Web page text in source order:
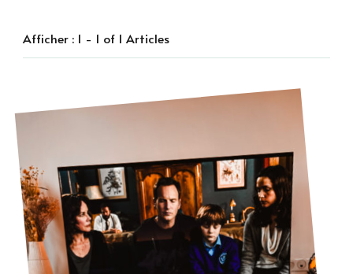
Afficher : 1 - 1 of 1 Articles